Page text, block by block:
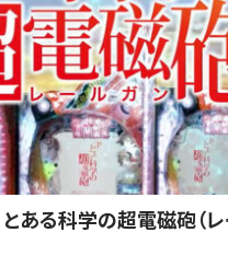
ある科学の超電磁砲（